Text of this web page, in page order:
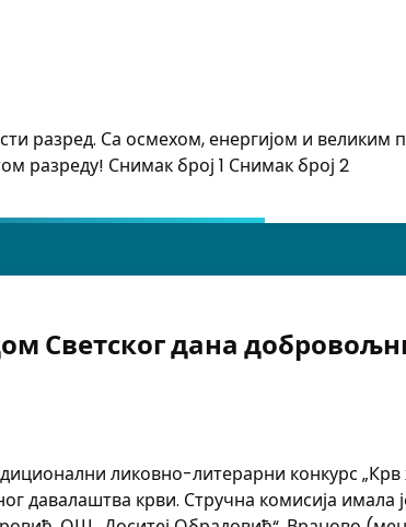
разред. Са осмехом, енергијом и великим
разреду! Снимак број 1 Снимак број 2
Светског дана
ликовно-литерарни конкурс „Крв
давалаштва крви. Стручна комисија имала